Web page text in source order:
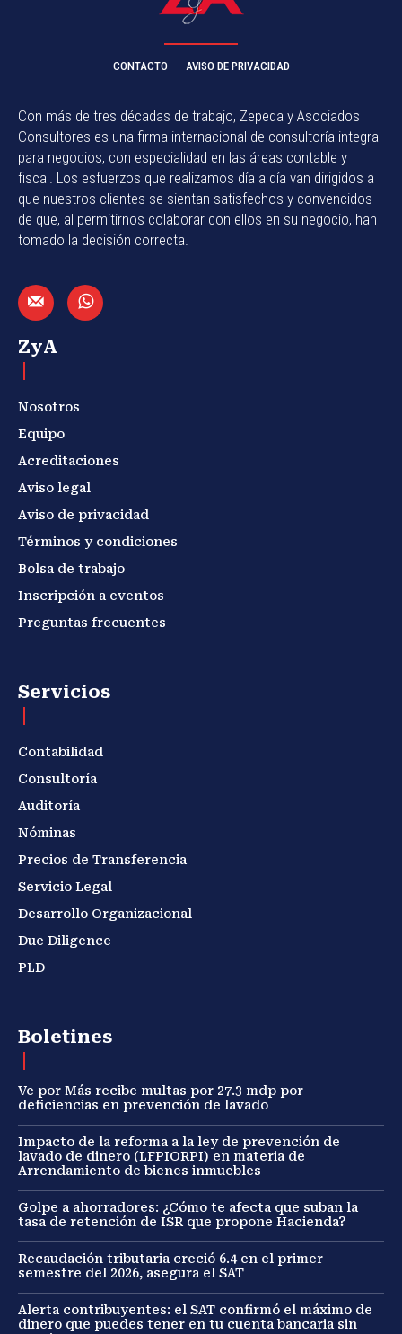
CONTACTO AVISO DE PRIVACIDAD
Con más de tres décadas de trabajo, Zepeda y Asociados
Consultores es una firma internacional de consultoría integral
para negocios, con especialidad en las áreas contable y
fiscal. Los esfuerzos que realizamos día a día van dirigidos a
que nuestros clientes se sientan satisfechos y convencidos
de que, al permitirnos colaborar con ellos en su negocio, han
tomado la decisión correcta.
ZyA
Nosotros
Equipo
Acreditaciones
Aviso legal
Aviso de privacidad
Términos y condiciones
Bolsa de trabajo
Inscripción a eventos
Preguntas frecuentes
Servicios
Contabilidad
Consultoría
Auditoría
Nóminas
Precios de Transferencia
Servicio Legal
Desarrollo Organizacional
Due Diligence
PLD
Boletines
Ve por Más recibe multas por 27.3 mdp por
deficiencias en prevención de lavado
Impacto de la reforma a la ley de prevención de
lavado de dinero (LFPIORPI) en materia de
Arrendamiento de bienes inmuebles
Golpe a ahorradores: ¿Cómo te afecta que suban la
tasa de retención de ISR que propone Hacienda?
Recaudación tributaria creció 6.4 en el primer
semestre del 2026, asegura el SAT
Alerta contribuyentes: el SAT confirmó el máximo de
dinero que puedes tener en tu cuenta bancaria sin